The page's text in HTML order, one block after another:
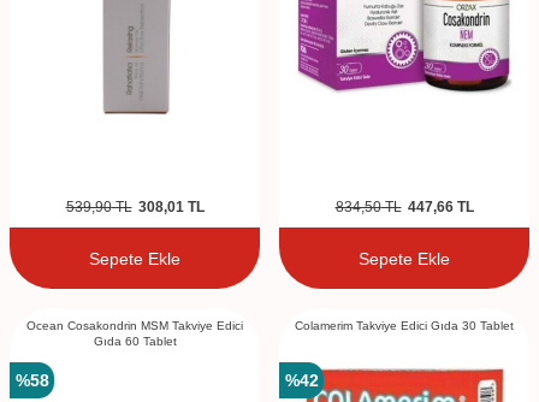
539,90TL 308,01TL
Sepete Ekle
834,50TL 447,66TL
Sepete Ekle
Ocean Cosakondrin MSM Takviye Edici
Gıda 60 Tablet
%58
Colamerim Takviye Edici Gıda 30 Tablet
%42